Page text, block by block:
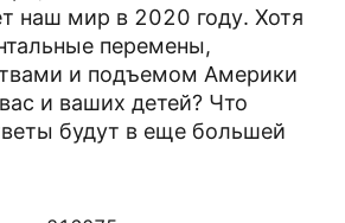
наш мир в 2020 году. Хотя
перемены,
и подъемом Америки
и ваших детей? Что
будут в еще большей